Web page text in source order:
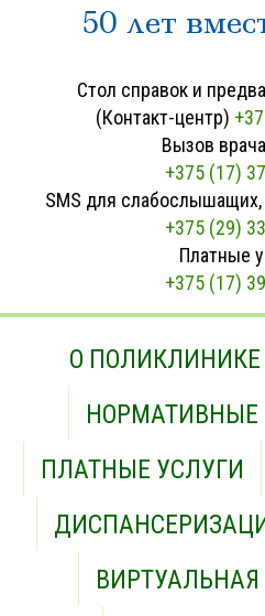
50 лет
Стол справок и
(Контакт-центр)
Вызов
+375 (17)
SMS для
+375 (29)
Платные
+375 (17)
О ПОЛИКЛИНИКЕ
ПЛАТНЫЕ УСЛУГИ